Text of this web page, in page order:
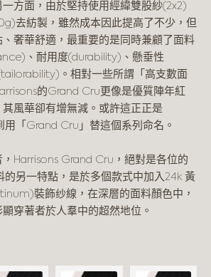
方面，由於堅持使用經緯雙股紗(2x2)
去紡製，雖然成本因此提高了不少，但
奢華舒適，最重要的是同時兼顧了面料
、耐用度(durability)、懸垂性
。相對一些所謂「高支數面
的Grand Cru更像是優質陣年紅
風華卻有增無減。或許這正正是
用「Grand Cru」替這個系列命名。
Harrisons Grand Cru，絕對是各位的
的另一特點，是於多個款式中加入24k 黃
裝飾纱線，在深層的面料顏色中，
穿著者於人羣中的超然地位。